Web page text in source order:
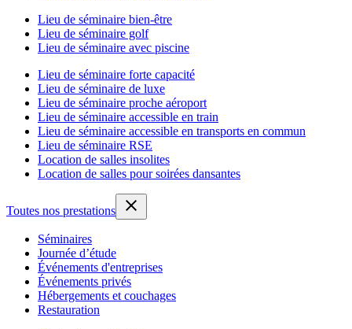
Lieu de séminaire bien-être
Lieu de séminaire golf
Lieu de séminaire avec piscine
Lieu de séminaire forte capacité
Lieu de séminaire de luxe
Lieu de séminaire proche aéroport
Lieu de séminaire accessible en train
Lieu de séminaire accessible en transports en commun
Lieu de séminaire RSE
Location de salles insolites
Location de salles pour soirées dansantes
Toutes nos prestations
Séminaires
Journée d’étude
Événements d'entreprises
Événements privés
Hébergements et couchages
Restauration